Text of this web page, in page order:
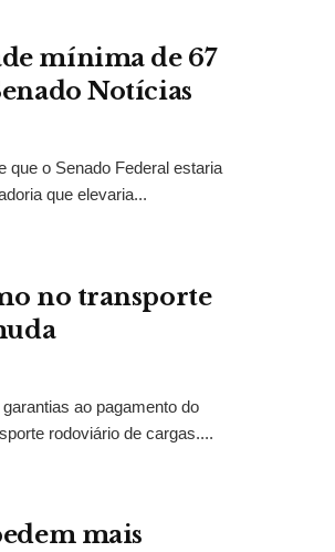
mínima de 67
Notícias
que o Senado Federal estaria
que elevaria...
no transporte
ao pagamento do
rodoviário de cargas....
mais